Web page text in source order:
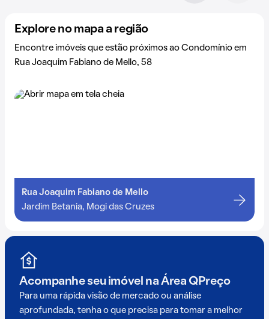
Explore no mapa a região
Encontre imóveis que estão próximos ao Condomínio em
Rua Joaquim Fabiano de Mello, 58
Rua Joaquim Fabiano de Mello
Jardim Betania, Mogi das Cruzes
Acompanhe seu imóvel na Área QPreço
Para uma rápida visão de mercado ou análise
aprofundada, tenha o que precisa para tomar a melhor